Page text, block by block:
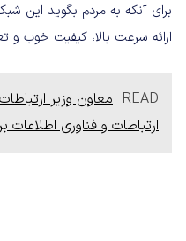
برای آنکه به مردم بگوید این
ارائه سرعت بالا، کیفیت خوب و
READ
ارتباطات و فناوری اطلاعات بر دوش ۲۰